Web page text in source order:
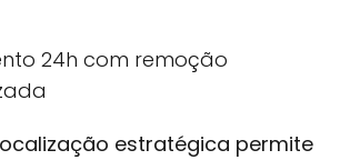
24h com remoção
estratégica permite